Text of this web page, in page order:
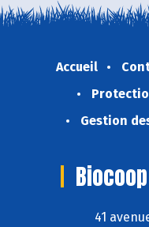
Accueil
Gestion
41